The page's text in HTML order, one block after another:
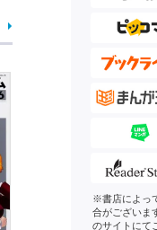
※書店によっ
合がございま
のサイトにて